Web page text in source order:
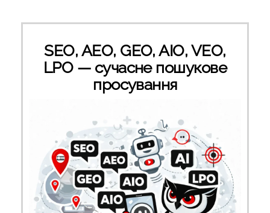
SEO, AEO, GEO, AIO, VEO,
LPO — сучасне пошукове
просування